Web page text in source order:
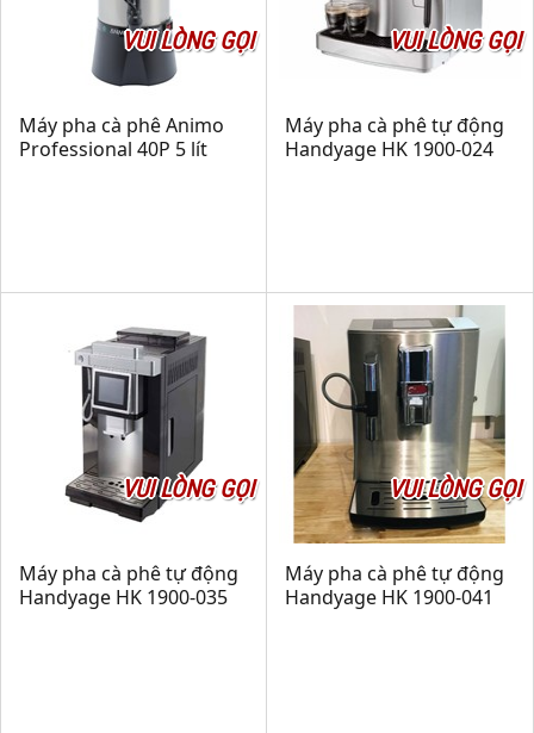
VUI LÒNG GỌI
Máy pha cà phê Animo
Professional 40P 5 lít
VUI LÒNG GỌI
Máy pha cà phê tự động
Handyage HK 1900-024
VUI LÒNG GỌI
Máy pha cà phê tự động
Handyage HK 1900-035
VUI LÒNG GỌI
Máy pha cà phê tự động
Handyage HK 1900-041